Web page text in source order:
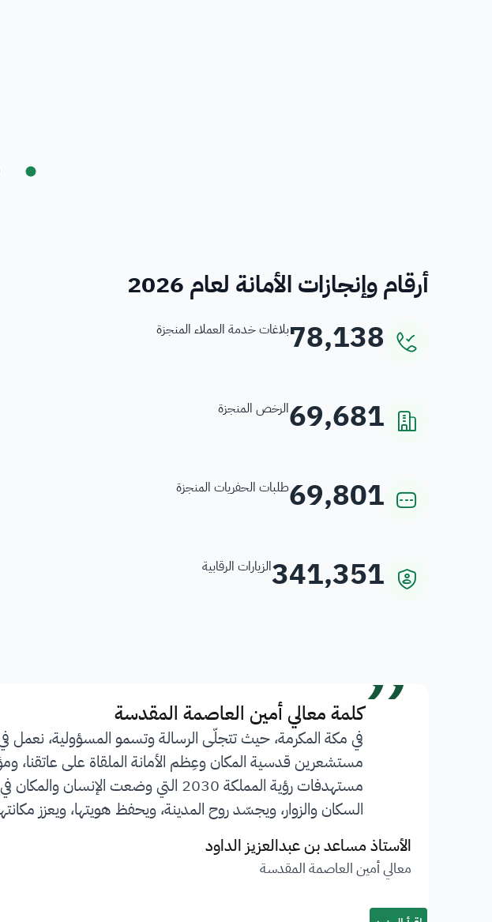
أرقام وإنجازات الأمانة لعام 2026
78,138بلاغات خدمة العملاء المنجزة
69,681الرخص المنجزة
69,801طلبات الحفريات المنجزة
341,351الزيارات الرقابية
”كلمة معالي أمين العاصمة المقدسة
في مكة المكرمة، حيث تتجلّى الرسالة وتسمو المسؤولية، نعمل
مستشعرين قدسية المكان وعِظم الأمانة الملقاة على عاتقنا،
مستهدفات رؤية المملكة 2030 التي
السكان والزوار، ويجسّد روح المدينة، ويحفظ هويتها، ويعزز
الأستاذ مساعد بن عبدالعزيز الداود
معالي أمين العاصمة المقدسة